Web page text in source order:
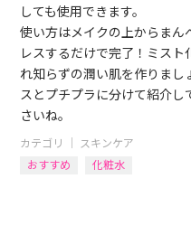
しても使用できます。
使い方はメイクの上からま
レスするだけで完了！ミス
れ知らずの潤い肌を作りまし
スとプチプラに分けて紹介
さいね。
カテゴリ ｜ スキンケア
おすすめ
化粧水